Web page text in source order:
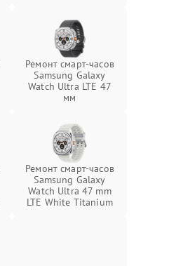
Ремонт смарт-часов
Samsung Galaxy
Watch Ultra LTE 47
мм
Ремонт смарт-часов
Samsung Galaxy
Watch Ultra 47 mm
LTE White Titanium